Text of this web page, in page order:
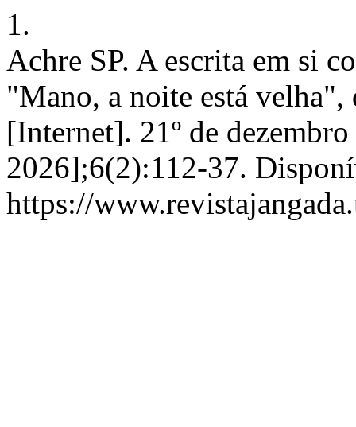
1.
Achre SP. A escrita em si
"Mano, a noite está velha",
[Internet]. 21º de
2026];6(2):112-37.
https://